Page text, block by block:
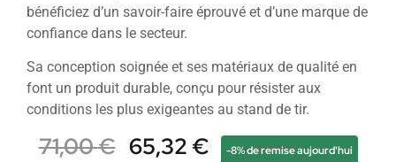
bénéficiez d’un savoir-faire éprouvé et d’une marque de
confiance dans le secteur.
Sa conception soignée et ses matériaux de qualité en
font un produit durable, conçu pour résister aux
conditions les plus exigeantes au stand de tir.
71,00€ 65,32€ -8% de remise aujourd'hui